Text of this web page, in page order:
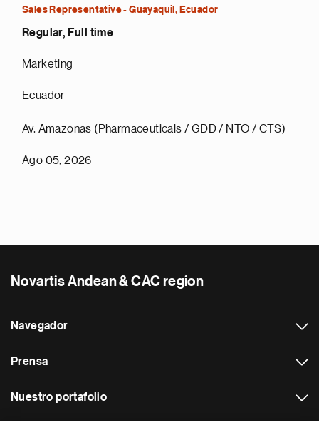
Sales Representative - Guayaquil, Ecuador
Regular, Full time
Marketing
Ecuador
Av. Amazonas (Pharmaceuticals / GDD / NTO / CTS)
Ago 05, 2026
Novartis Andean & CAC region
Navegador
Prensa
Nuestro portafolio